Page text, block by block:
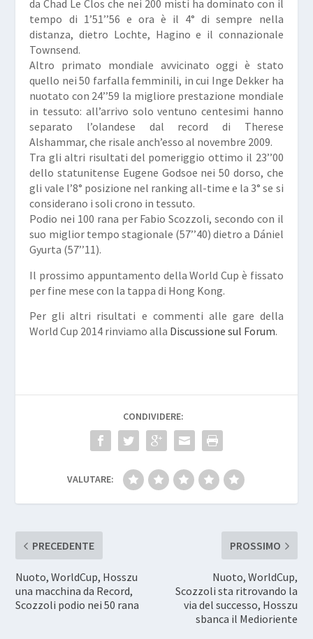
da Chad Le Clos che nei 200 misti ha dominato con il
tempo di 1’51’’56 e ora è il 4° di sempre nella
distanza, dietro Lochte, Hagino e il connazionale
Townsend.
Altro primato mondiale avvicinato oggi è stato
quello nei 50 farfalla femminili, in cui Inge Dekker ha
nuotato con 24’’59 la migliore prestazione mondiale
in tessuto: all’arrivo solo ventuno centesimi hanno
separato l’olandese dal record di Therese
Alshammar, che risale anch’esso al novembre 2009.
Tra gli altri risultati del pomeriggio ottimo il 23’’00
dello statunitense Eugene Godsoe nei 50 dorso, che
gli vale l’8° posizione nel ranking all-time e la 3° se si
considerano i soli crono in tessuto.
Podio nei 100 rana per Fabio Scozzoli, secondo con il
suo miglior tempo stagionale (57’’40) dietro a Dániel
Gyurta (57’’11).
Il prossimo appuntamento della World Cup è fissato
per fine mese con la tappa di Hong Kong.
Per gli altri risultati e commenti alle gare della
World Cup 2014 rinviamo alla Discussione sul Forum.
CONDIVIDERE:
VALUTARE:
PRECEDENTE
Nuoto, WorldCup, Hosszu
una macchina da Record,
Scozzoli podio nei 50 rana
PROSSIMO
Nuoto, WorldCup,
Scozzoli sta ritrovando la
via del successo, Hosszu
sbanca il Medioriente